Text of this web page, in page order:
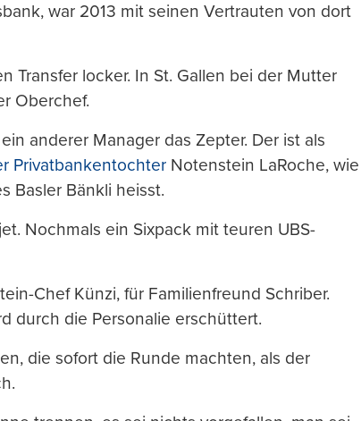
war 2013 mit seinen Vertrauten von dort
Transfer locker. In St. Gallen bei der Mutter
Oberchef.
anderer Manager das Zepter. Der ist als
Privatbankentochter Notenstein LaRoche, wie
Basler Bänkli heisst.
Nochmals ein Sixpack mit teuren UBS-
Chef Künzi, für Familienfreund Schriber.
durch die Personalie erschüttert.
die sofort die Runde machten, als der